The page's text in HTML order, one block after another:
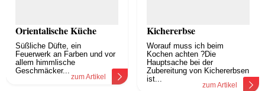
Orientalische Küche
Süßliche Düfte, ein
Feuerwerk an Farben und vor
allem himmlische
Geschmäcker...
zum Artikel
Kichererbse
Worauf muss ich beim
Kochen achten ?Die
Hauptsache bei der
Zubereitung von Kichererbsen
ist...
zum Artikel